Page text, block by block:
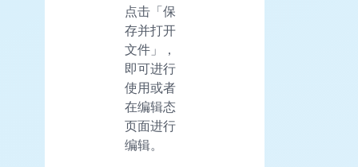
点击「保
存并打开
文件」，
即可进行
使用或者
在编辑态
页面进行
编辑。